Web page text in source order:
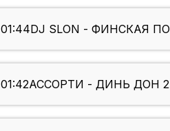
01:44DJ SLON - ФИНСКАЯ
01:42АССОРТИ - ДИНЬ ДОН